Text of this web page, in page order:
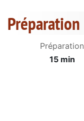
Préparation
Préparation
15 min